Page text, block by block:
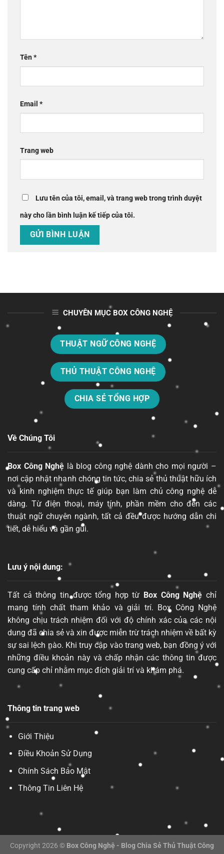
Tên*
Email *
Trang web
Lưu tên của tôi, email, và trang web trong trình duyệt
này cho lần bình luận kế tiếp của tôi.
CHUYÊN MỤC BOX CÔNG NGHỆ
THUẬT NGỮ CÔNG NGHỆ
THỦ THUẬT CÔNG NGHỆ
CHIA SẺ TỔNG HỢP
Về Chúng Tôi
Box Công Nghệ là blog công nghệ dành cho mọi người –
nơi cập nhật nhanh chóng tin tức, chia sẻ thủ thuật hữu ích
và kinh nghiệm thực tế giúp bạn làm chủ công nghệ dễ
dàng. Từ điện thoại, máy tính, phần mềm cho đến các
thuật ngữ chuyên ngành, tất cả đều được hướng dẫn chi
tiết, dễ hiểu và gần gũi.
Lưu ý nội dung:
Tất cả thông tin được tổng hợp từ Box Công Nghệ chỉ
mang tính chất tham khảo và giải trí. Box Công Nghệ
không chịu trách nhiệm đối với độ chính xác của các nội
dung đã chia sẻ và xin được miễn trừ trách nhiệm về bất kỳ
sự sai lệch nào. Khi truy cập vào trang web, bạn đồng ý với
những điều khoản này và chấp nhận các thông tin được
cung cấp chỉ nhằm mục đích giải trí và khám phá.
Thông tin trang web
Giới Thiệu
Điều Khoản Sử Dụng
Chính Sách Bảo Mật
Thông Tin Liên Hệ
Copyright 2026 © Box Công Nghệ - Blog Chia Sẻ Thủ Thuật Công